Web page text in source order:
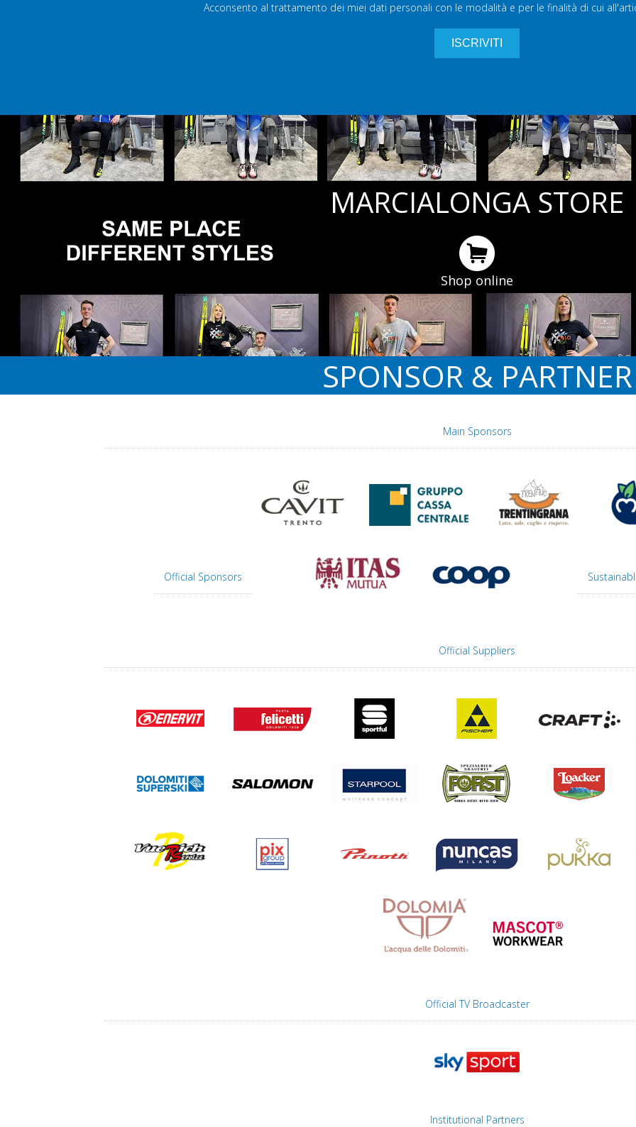
Acconsento al trattamento dei miei dati personali con le modalità e per le finalità di cui
MARCIALONGA STORE
Shop online
SPONSOR & PARTNER
Main Sponsors
Official Sponsors
Official Suppliers
Official TV Broadcaster
Institutional Partners